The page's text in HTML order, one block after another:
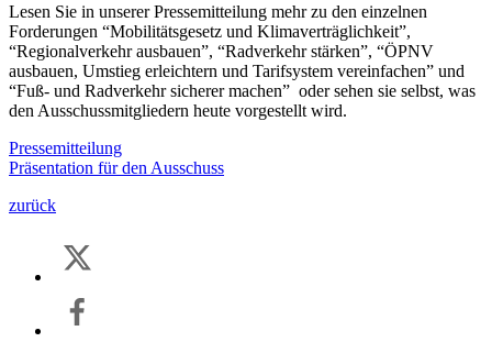
Lesen Sie in unserer Pressemitteilung mehr zu den einzelnen
Forderungen “Mobilitätsgesetz und Klimaverträglichkeit”,
“Regionalverkehr ausbauen”, “Radverkehr stärken”, “ÖPNV
ausbauen, Umstieg erleichtern und Tarifsystem vereinfachen” und
“Fuß- und Radverkehr sicherer machen” oder sehen sie selbst, was
den Ausschussmitgliedern heute vorgestellt wird.
Pressemitteilung
Präsentation für den Ausschuss
zurück